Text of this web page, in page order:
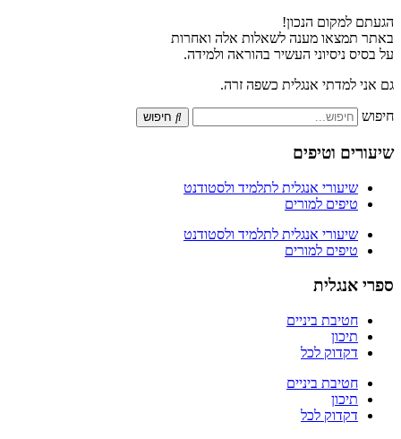
הגעתם למקום הנכון!
באתר תמצאו מענה לשאלות אלה ואחרות
על בסיס ניסיוני העשיר בהוראה ולמידה.
גם אני למדתי אנגלית כשפה זרה.
חיפוש חיפוש
שיעורים וטיפים
שיעורי אנגלית לתלמיד ולסטודנט
טיפים למורים
שיעורי אנגלית לתלמיד ולסטודנט
טיפים למורים
ספרי אנגלית
חטיבת ביניים
תיכון
דקדוק לכל
חטיבת ביניים
תיכון
דקדוק לכל